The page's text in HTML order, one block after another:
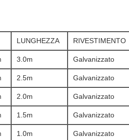
LUNGHEZZA RIVESTIMENTO
3.0m Galvanizzato
2.5m Galvanizzato
2.0m Galvanizzato
1.5m Galvanizzato
1.0m Galvanizzato